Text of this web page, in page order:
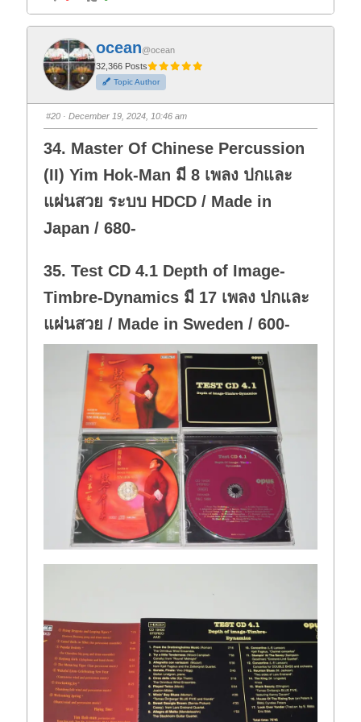
i
k
f
o
r
t
h
u
m
d
o
n
.
i
k
o
r
t
h
u
m
u
p
ocean@ocean
32,366 Posts
Topic Author
#20 · December 19, 2024, 10:46 am
34. Master Of Chinese Percussion
(II) Yim Hok-Man มี 8 เพลง ปกและ
แผ่นสวย ระบบ HDCD / Made in
Japan / 680-
35. Test CD 4.1 Depth of Image-
Timbre-Dynamics มี 17 เพลง ปกและ
แผ่นสวย / Made in Sweden / 600-